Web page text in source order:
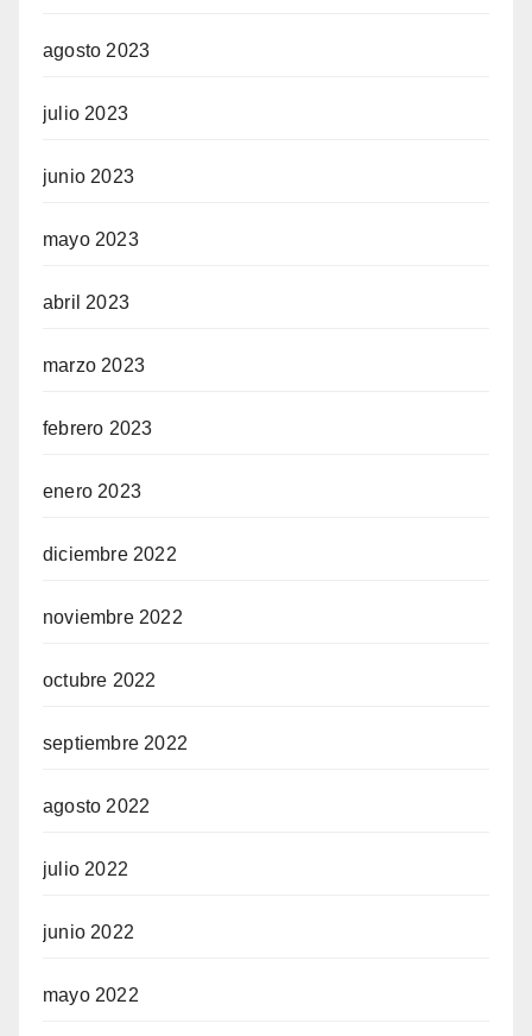
agosto 2023
julio 2023
junio 2023
mayo 2023
abril 2023
marzo 2023
febrero 2023
enero 2023
diciembre 2022
noviembre 2022
octubre 2022
septiembre 2022
agosto 2022
julio 2022
junio 2022
mayo 2022